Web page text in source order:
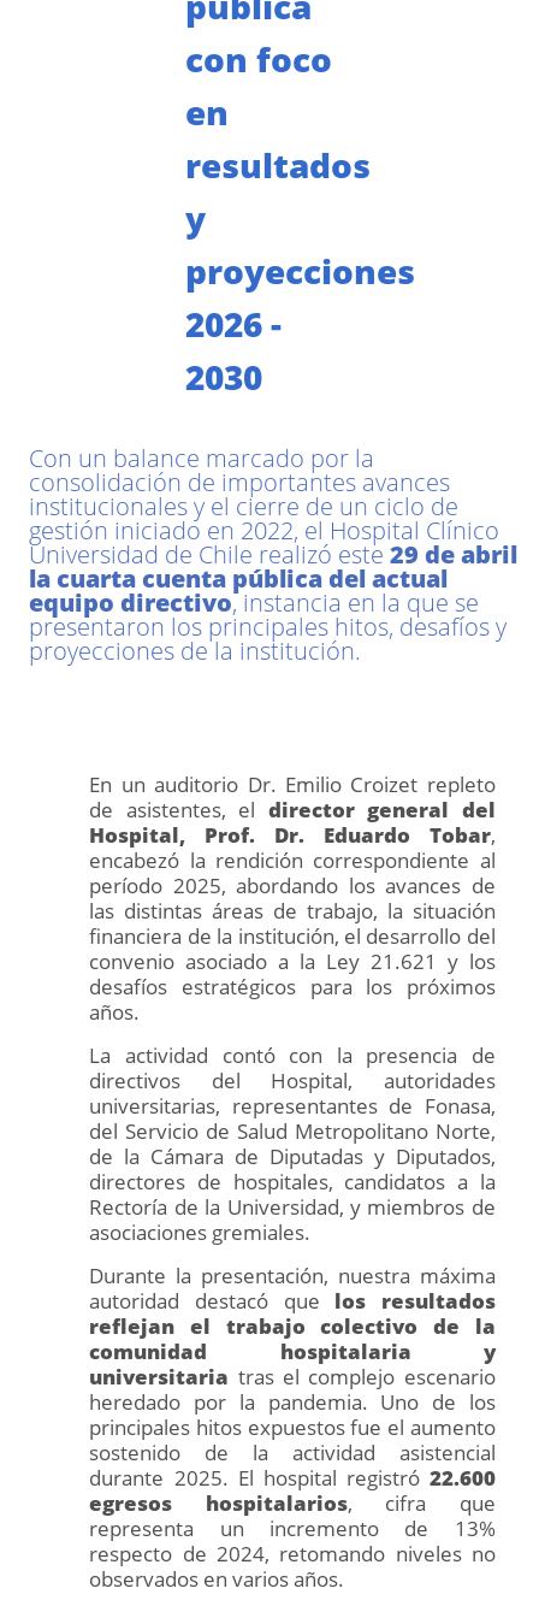
con foco
en
resultados
y
proyecciones
2026 -
2030
Con un balance marcado por la
consolidación de importantes avances
institucionales y el cierre de un ciclo de
gestión iniciado en 2022, el Hospital Clínico
Universidad de Chile realizó este29 de abril
la cuarta cuenta pública del actual
equipo directivo, instancia en la que se
presentaron los principales hitos, desafíos y
proyecciones de la institución.
En un auditorio Dr. Emilio Croizet repleto
de asistentes, el director general del
Hospital, Prof. Dr. Eduardo Tobar,
encabezó la rendición correspondiente al
período 2025, abordando los avances de
las distintas áreas de trabajo, la situación
financiera de la institución, el desarrollo del
convenio asociado a la Ley 21.621 y los
desafíos estratégicos para los próximos
años.
La actividad contó con la presencia de
directivos del Hospital, autoridades
universitarias, representantes de Fonasa,
del Servicio de Salud Metropolitano Norte,
de la Cámara de Diputadas y Diputados,
directores de hospitales, candidatos a la
Rectoría de la Universidad, y miembros de
asociaciones gremiales.
Durante la presentación, nuestra máxima
autoridad destacó que los resultados
reflejan el trabajo colectivo de la
comunidad hospitalaria y
universitaria tras el complejo escenario
heredado por la pandemia. Uno de los
principales hitos expuestos fue el aumento
sostenido de la actividad asistencial
durante 2025. El hospital registró 22.600
egresos hospitalarios, cifra que
representa un incremento de 13%
respecto de 2024, retomando niveles no
observados en varios años.